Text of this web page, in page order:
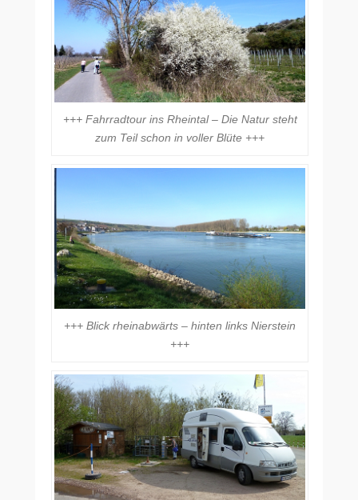
+++ Fahrradtour ins Rheintal – Die Natur steht
zum Teil schon in voller Blüte +++
+++ Blick rheinabwärts – hinten links Nierstein
+++